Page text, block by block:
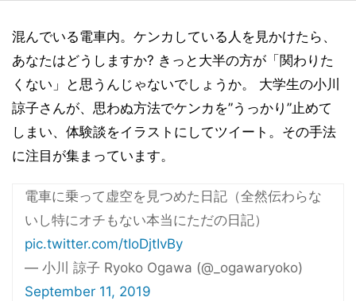
混んでいる電車内。ケンカしている人を見かけたら、
あなたはどうしますか? きっと大半の方が「関わりた
くない」と思うんじゃないでしょうか。 大学生の小川
諒子さんが、思わぬ方法でケンカを”うっかり”止めて
しまい、体験談をイラストにしてツイート。その手法
に注目が集まっています。
電車に乗って虚空を見つめた日記（全然伝わらな
いし特にオチもない本当にただの日記）
pic.twitter.com/tIoDjtIvBy
— 小川 諒子 Ryoko Ogawa (@_ogawaryoko)
September 11, 2019